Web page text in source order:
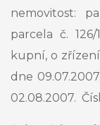
nemovitost:
parcela č.
kupní, o
dne
02.08.2007.